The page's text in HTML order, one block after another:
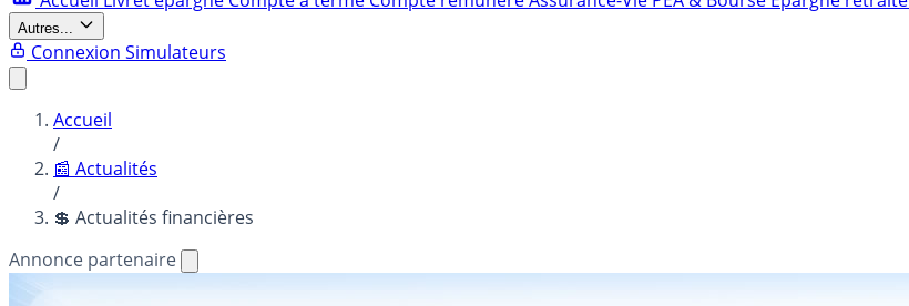
Autres...
Connexion Simulateurs
Accueil
/
📰 Actualités
/
💲 Actualités financières
Annonce partenaire